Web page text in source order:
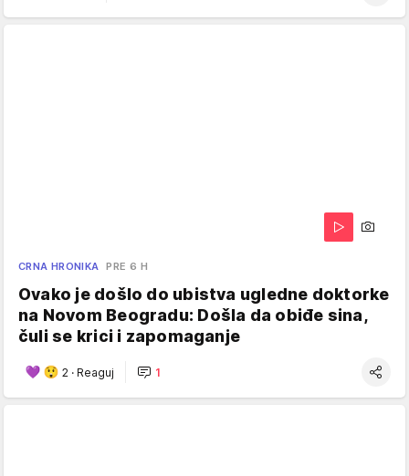
CRNA HRONIKA PRE 6 H
Ovako je došlo do ubistva ugledne doktorke
na Novom Beogradu: Došla da obiđe sina,
čuli se krici i zapomaganje
2 · Reaguj 1